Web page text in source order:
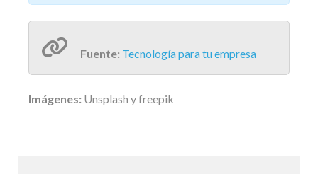
Fuente: Tecnología para tu empresa
Imágenes: Unsplash y freepik